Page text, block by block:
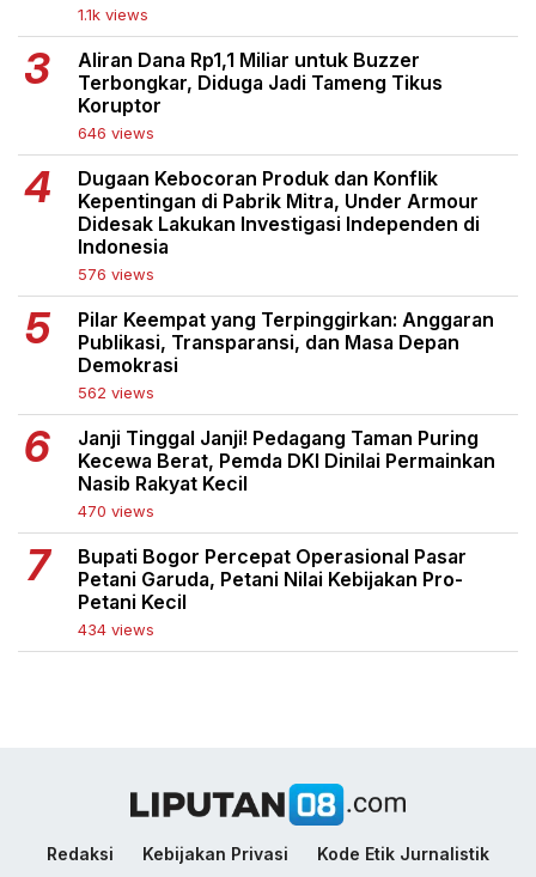
1.1k views
Aliran Dana Rp1,1 Miliar untuk Buzzer
Terbongkar, Diduga Jadi Tameng Tikus
Koruptor
646 views
Dugaan Kebocoran Produk dan Konflik
Kepentingan di Pabrik Mitra, Under Armour
Didesak Lakukan Investigasi Independen di
Indonesia
576 views
Pilar Keempat yang Terpinggirkan: Anggaran
Publikasi, Transparansi, dan Masa Depan
Demokrasi
562 views
Janji Tinggal Janji! Pedagang Taman Puring
Kecewa Berat, Pemda DKI Dinilai Permainkan
Nasib Rakyat Kecil
470 views
Bupati Bogor Percepat Operasional Pasar
Petani Garuda, Petani Nilai Kebijakan Pro-
Petani Kecil
434 views
Redaksi Kebijakan Privasi Kode Etik Jurnalistik